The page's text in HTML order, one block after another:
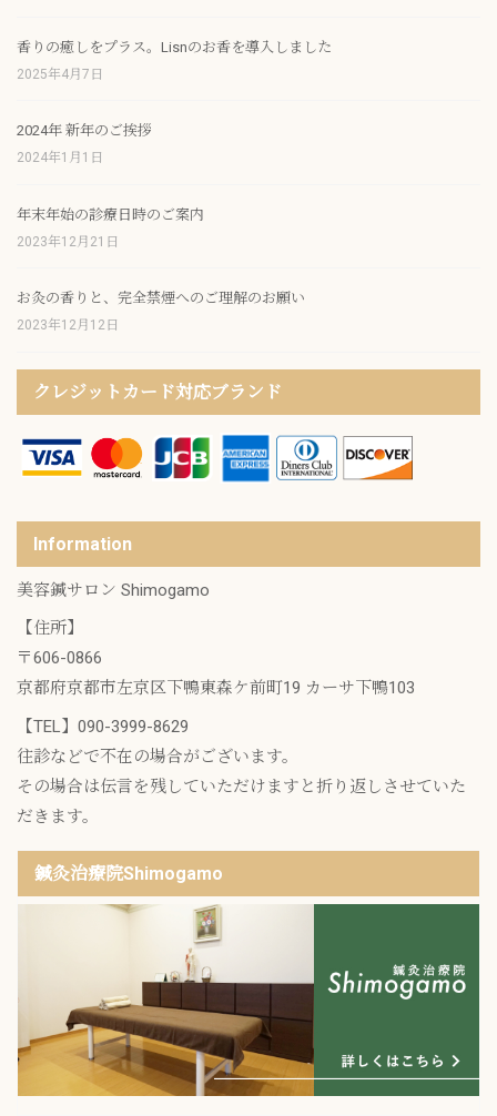
香りの癒しをプラス。Lisnのお香を導入しました
2025年4月7日
2024年 新年のご挨拶
2024年1月1日
年末年始の診療日時のご案内
2023年12月21日
お灸の香りと、完全禁煙へのご理解のお願い
2023年12月12日
クレジットカード対応ブランド
Information
美容鍼サロン Shimogamo
【住所】
〒606-0866
京都府京都市左京区下鴨東森ケ前町19 カーサ下鴨103
【TEL】 090-3999-8629
往診などで不在の場合がございます。
その場合は伝言を残していただけますと折り返しさせていた
だきます。
鍼灸治療院Shimogamo